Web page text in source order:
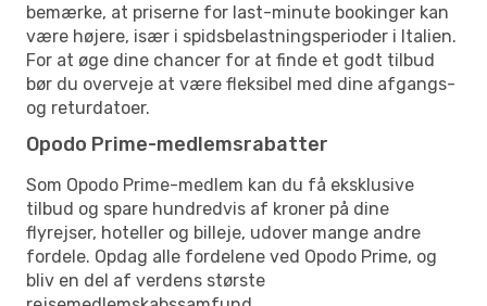
bemærke, at priserne for last-minute bookinger kan
være højere, især i spidsbelastningsperioder i Italien.
For at øge dine chancer for at finde et godt tilbud
bør du overveje at være fleksibel med dine afgangs-
og returdatoer.
Opodo Prime-medlemsrabatter
Som Opodo Prime-medlem kan du få eksklusive
tilbud og spare hundredvis af kroner på dine
flyrejser, hoteller og billeje, udover mange andre
fordele. Opdag alle fordelene ved Opodo Prime, og
bliv en del af verdens største